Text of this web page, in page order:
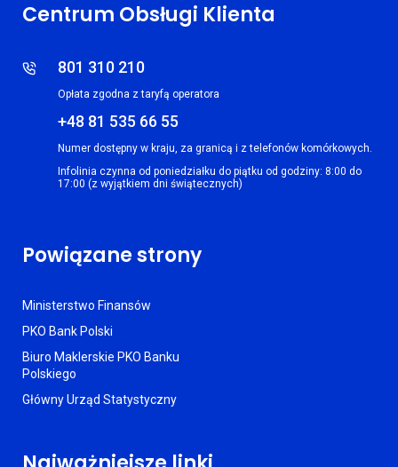
Centrum Obsługi Klienta
801 310 210
Opłata zgodna z taryfą operatora
+48 81 535 66 55
Numer dostępny w kraju, za granicą i z telefonów komórkowych.
Infolinia czynna od poniedziałku do piątku od godziny: 8:00 do
17:00 (z wyjątkiem dni świątecznych)
Powiązane strony
Ministerstwo Finansów
PKO Bank Polski
Biuro Maklerskie PKO Banku
Polskiego
Główny Urząd Statystyczny